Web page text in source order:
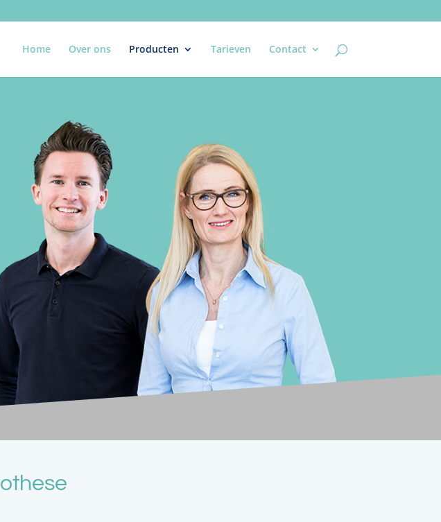
Home Over ons Producten Tarieven Contact